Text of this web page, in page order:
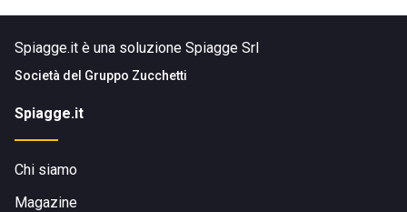
Spiagge.it è una soluzione Spiagge Srl
Società del Gruppo Zucchetti
Spiagge.it
Chi siamo
Magazine